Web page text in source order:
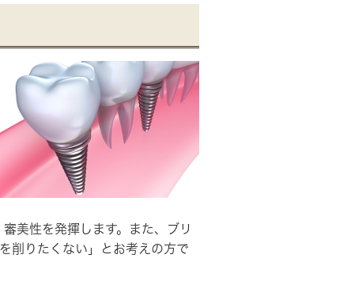
審美性を発揮 します。また、ブリ
削りたくない」とお考えの方で